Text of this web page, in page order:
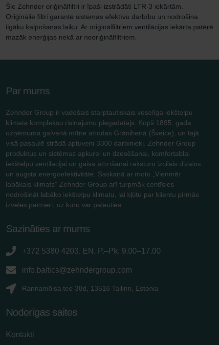
Šie Zehnder oriģinālfiltri ir īpaši izstrādāti LTR-3 iekārtām.
Oriģinālie filtri garantē sistēmas efektīvu darbību un nodrošina
ilgāku kalpošanas laiku. Ar oriģinālfiltriem ventilācijas iekārta patērē
mazāk enerģijas nekā ar neoriģinālfiltriem.
Par mums
Zehnder Group ir vadošais starptautiskais veselīga iekštelpu
klimata kompleksu risinājumu piegādātājs. Kopš 1895. gada
uzņēmuma galvenā mītne atrodas Grānihenā (Šveice), un tajā
visā pasaulē strādā aptuveni 3300 darbinieki. Zehnder Group
produktus un sistēmas apkurei un dzesēšanai, komfortablai
iekštelpu ventilācijai un gaisa attīrīšanai raksturo izcilais dizains
un augsta energoefektivitāte. Saskaņā ar moto „Vienmēr
labākais klimats” Zehnder Group arī turpmāk centīsies
nodrošināt labāko iekštelpu klimatu, lai kļūtu par klientu pirmās
izvēles partneri, uz kuru var paļauties.
Sazināties ar mums
+372 5380 4203, EN, P.–Pk. 9.00–17.00
info.baltics@zehndergroup.com
Rannamõisa tee 38d, 13516 Tallinn, Estonia
Noderīgas saites
Kontakti